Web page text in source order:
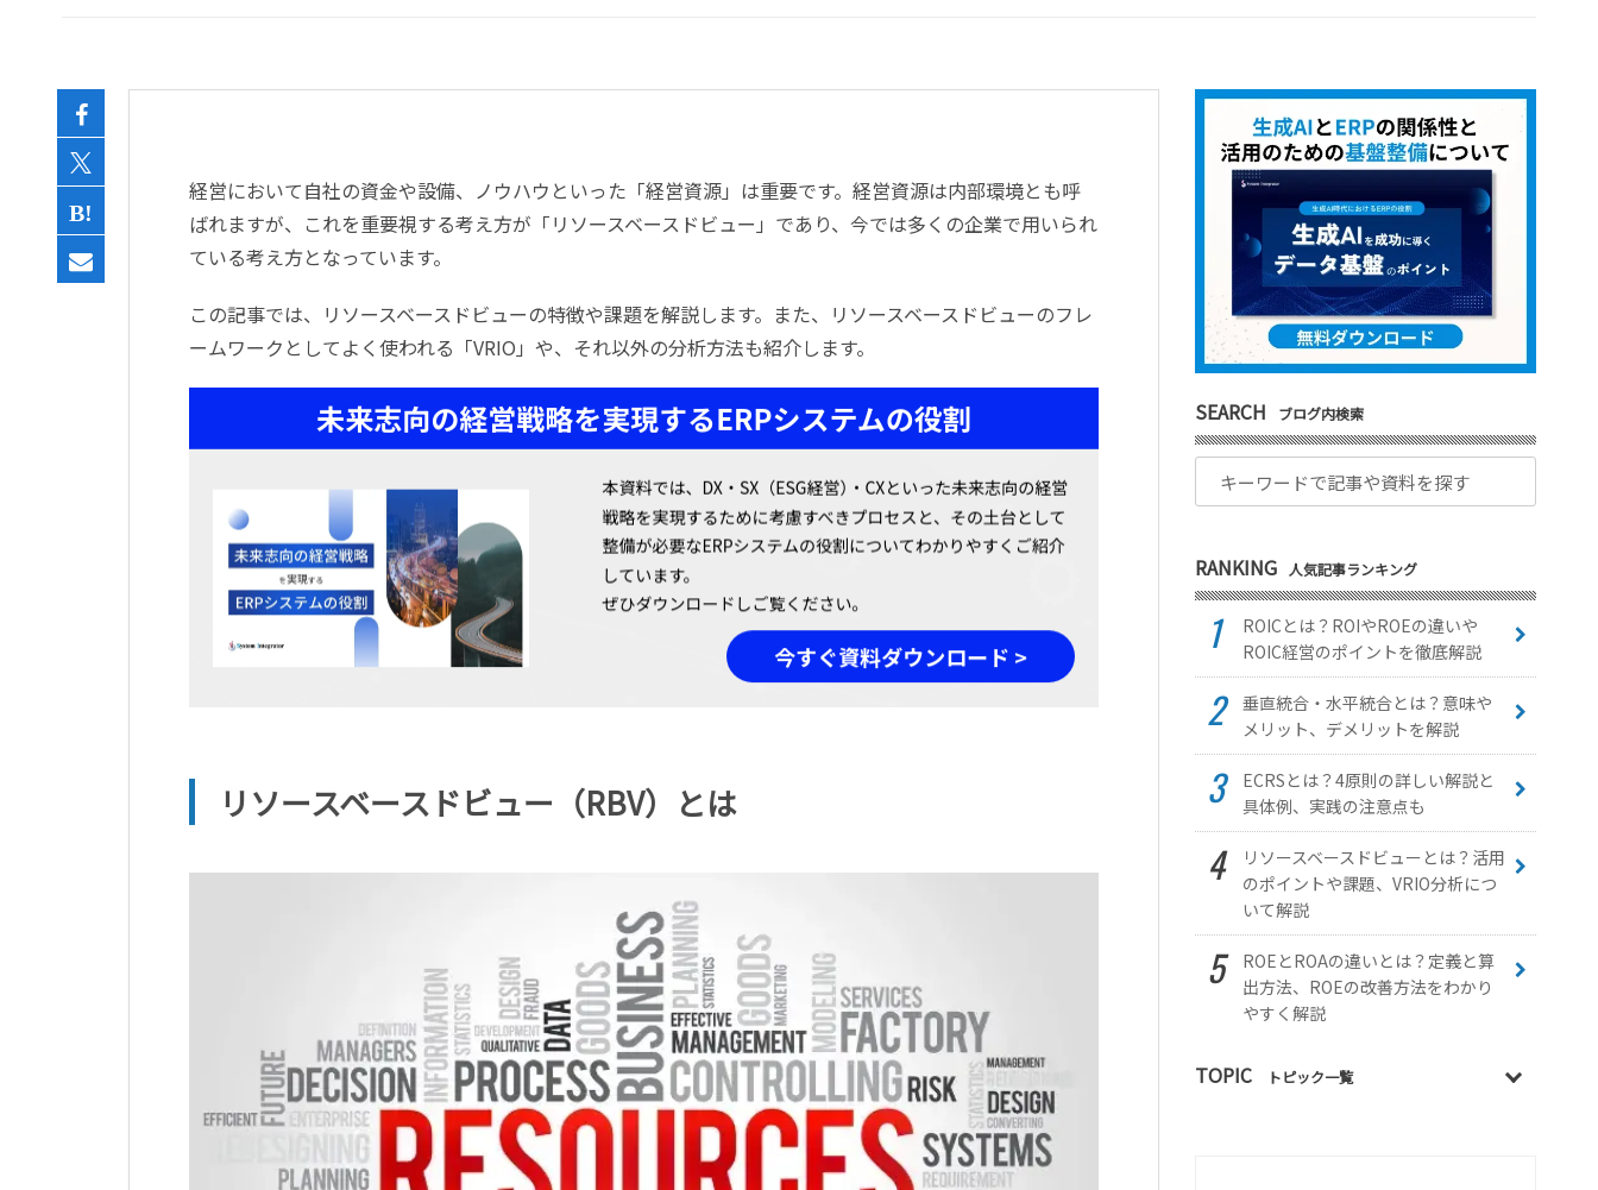
経営において自社の資金や設備、ノウハウといった「経営資源」は重要です。経営資源は内部環境とも呼
ばれますが、これを重要視する考え方が「リソースベースドビュー」であり、今では多くの企業で用いられ
ている考え方となっています。
この記事では、リソースベースドビューの特徴や課題を解説します。また、リソースベースドビューのフレ
ームワークとしてよく使われる「VRIO」や、それ以外の分析方法も紹介します。
リソースベースドビュー（RBV）とは
SEARCH ブログ内検索
RANKING 人気記事ランキング
ROICとは？ROIやROEの違いや
ROIC経営のポイントを徹底解説
垂直統合・水平統合とは？意味や
メリット、デメリットを解説
ECRSとは？4原則の詳しい解説と
具体例、実践の注意点も
リソースベースドビューとは？活用
のポイントや課題、VRIO分析につ
いて解説
ROEとROAの違いとは？定義と算
出方法、ROEの改善方法をわかり
やすく解説
TOPIC トピック一覧